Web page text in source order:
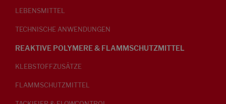
LEBENSMITTEL
TECHNISCHE ANWENDUNGEN
REAKTIVE POLYMERE & FLAMMSCHUTZMITTEL
KLEBSTOFFZUSÄTZE
FLAMMSCHUTZMITTEL